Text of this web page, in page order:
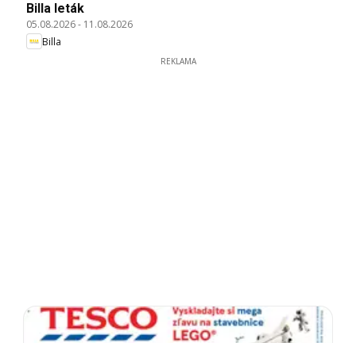
Billa leták
05.08.2026- 11.08.2026
Billa
REKLAMA